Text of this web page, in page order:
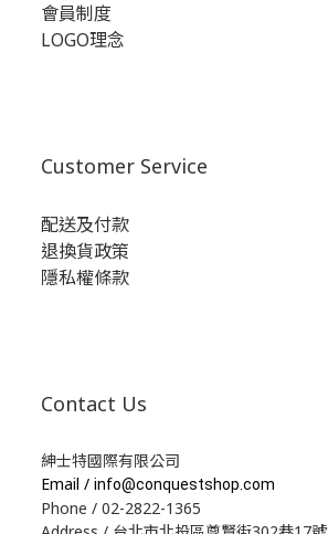
會員制度
LOGO理念
Customer Service
配送及付款
退換貨政策
隱私權條款
Contact Us
紳士特國際有限公司
Email / info@conquestshop.com
Phone / 02-2822-1365